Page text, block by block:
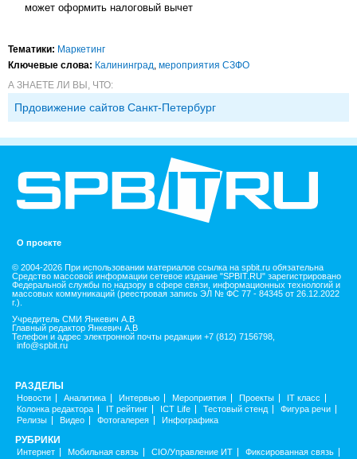
может оформить налоговый вычет
Тематики: Маркетинг
Ключевые слова: Калининград мероприятия СЗФО
А ЗНАЕТЕ ЛИ ВЫ, ЧТО:
Прдовижение сайтов Санкт-Петербург
О проекте
© 2004-2026 При использовании материалов ссылка на spbit.ru обязательна
Средство массовой информации сетевое издание "SPBIT.RU" зарегистрировано
Федеральной службы по надзору в сфере связи, информационных технологий и
массовых коммуникаций (реестровая запись ЭЛ № ФС 77 - 84345 от 26.12.2022
г.).
Учредитель СМИ Янкевич А.В
Главный редактор Янкевич А.В
Телефон и адрес электронной почты редакции +7 (812) 7156798,
info@spbit.ru
РАЗДЕЛЫ
Новости Аналитика Интервью Мероприятия Проекты
IT класс
Колонка редактора
IT рейтинг ICT Life Тестовый стенд
Фигура речи
Релизы
Видео Фотогалерея Инфографика
РУБРИКИ
Интернет Мобильная связь CIO/Управление ИТ
Фиксированная связь